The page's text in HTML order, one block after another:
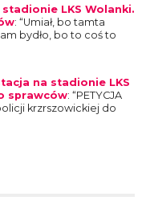
LKS Wolanki.
: “Umiał, bo tamta
bydło, bo to coś to
na stadionie LKS
sprawców: “PETYCJA
krzrszowickiej do